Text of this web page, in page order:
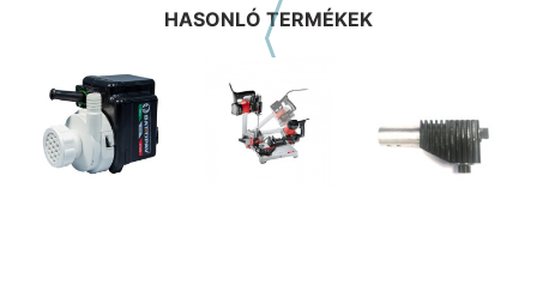
HASONLÓ TERMÉKEK
Előző hasonló szerszámok